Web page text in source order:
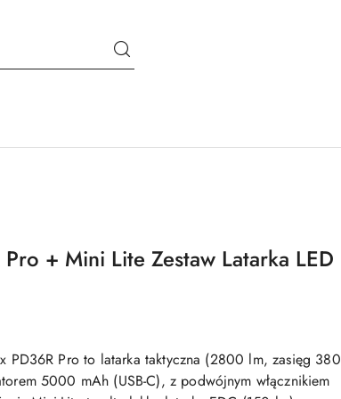
+ Mini Lite Zestaw Latarka LED
PD36R Pro to latarka taktyczna (2800 lm, zasięg 380
5000 mAh (USB-C), z podwójnym włącznikiem